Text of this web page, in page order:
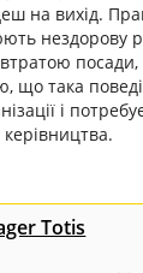
на вихід.
нездорову
що така
і
Totis